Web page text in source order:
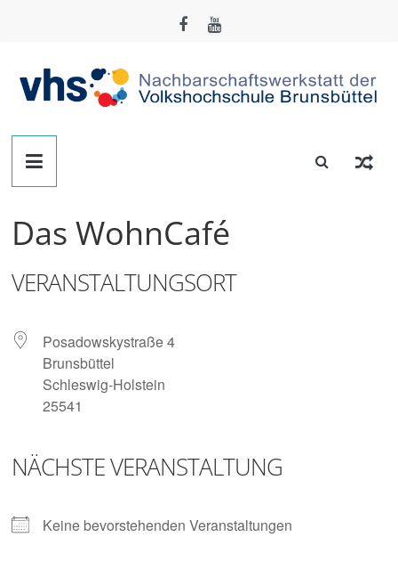
Nachbarschafts-
Werkstatt
Brunsbüttel
Der
zum
Basteln,
Tüfteln,
Digitalisieren
Das WohnCafé
VERANSTALTUNGSORT
Posadowskystraße 4
Brunsbüttel
Schleswig-Holstein
25541
NÄCHSTE VERANSTALTUNG
Keine bevorstehenden Veranstaltungen